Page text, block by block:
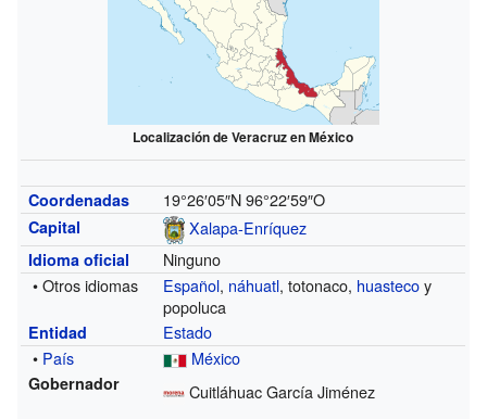
Localización de Veracruz en México
Coordenadas 19°26′05″N 96°22′59″O
Capital Xalapa-Enríquez
Idioma oficial
Ninguno
• Otros idiomas
Español, náhuatl, totonaco, huastecoy
popoluca
Entidad
Estado
• País México
Gobernador Cuitláhuac García Jiménez